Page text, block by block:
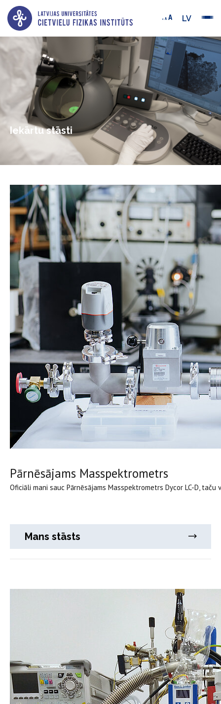
LV
Iekārtu stāsti
Pārnēsājams Masspektrometrs
Oficiāli mani sauc Pārnēsājams Masspektrometrs Dycor LC-D,
Mans stāsts